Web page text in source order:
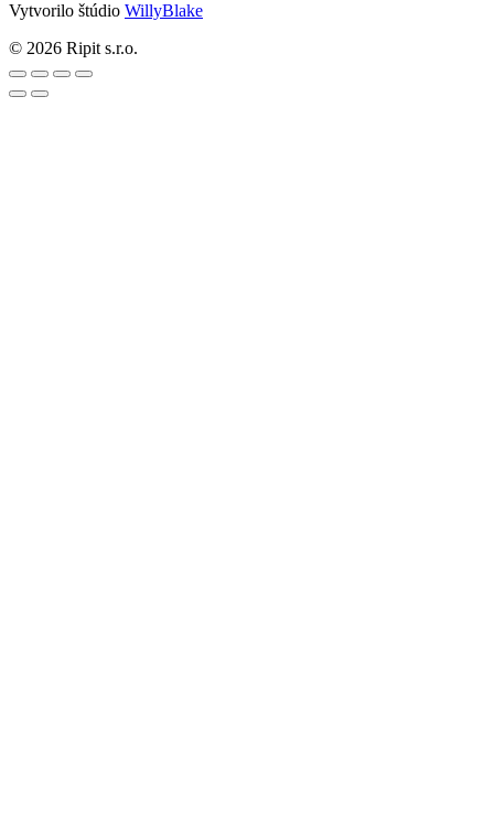
Vytvorilo štúdio WillyBlake
© 2026 Ripit s.r.o.